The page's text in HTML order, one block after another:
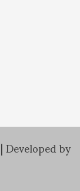
by